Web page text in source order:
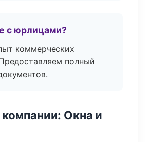
с юрлицами?
коммерческих
полный
Окна и